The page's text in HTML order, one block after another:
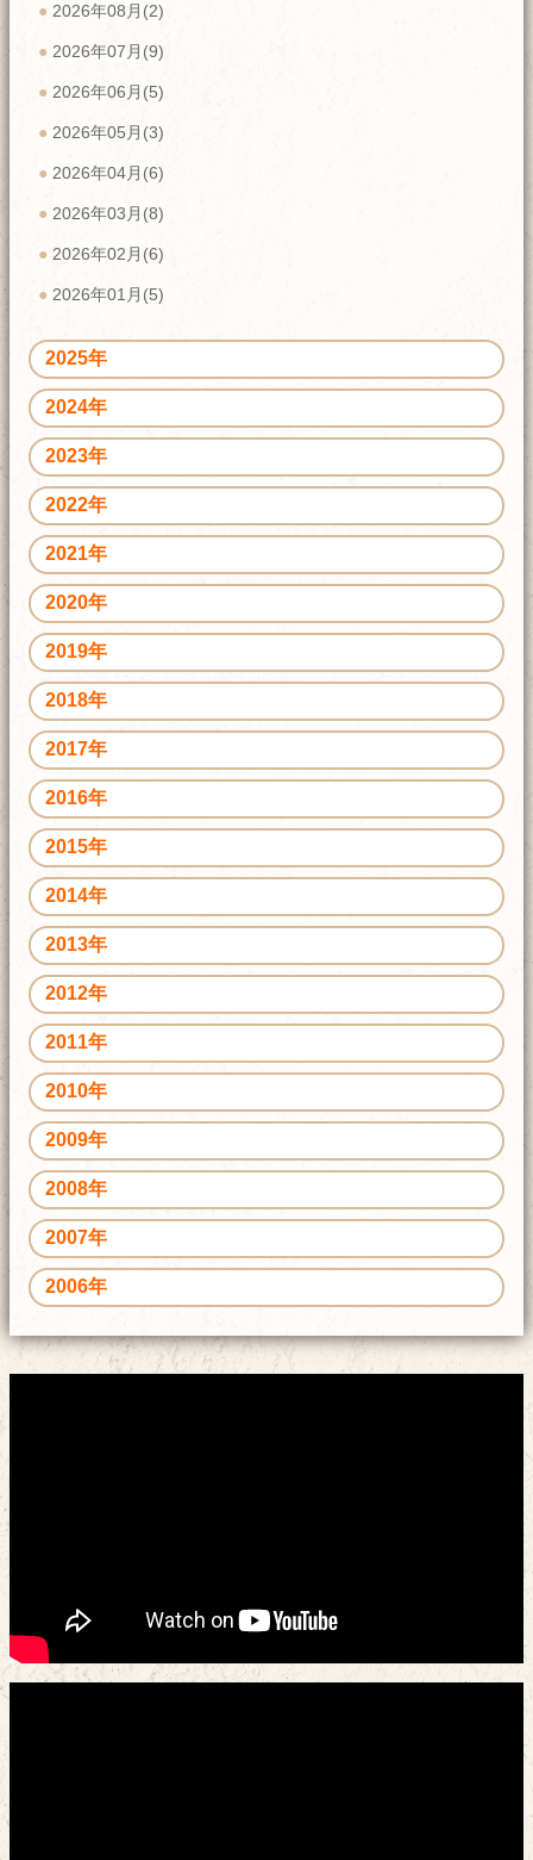
2026年08月(2)
2026年07月(9)
2026年06月(5)
2026年05月(3)
2026年04月(6)
2026年03月(8)
2026年02月(6)
2026年01月(5)
2025年
2024年
2023年
2022年
2021年
2020年
2019年
2018年
2017年
2016年
2015年
2014年
2013年
2012年
2011年
2010年
2009年
2008年
2007年
2006年